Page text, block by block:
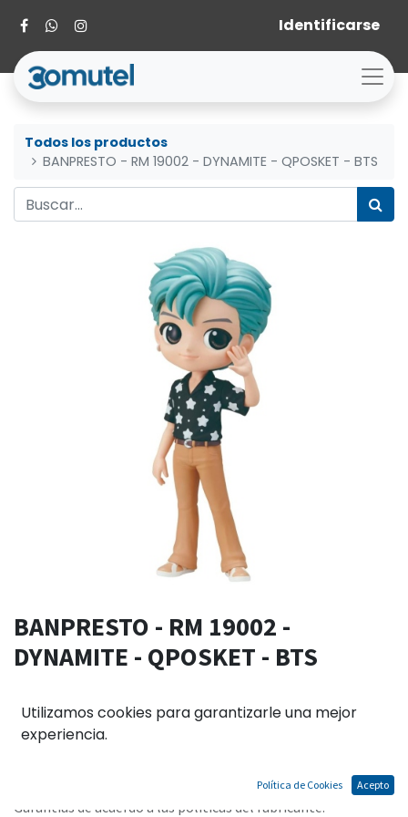
Identificarse
Todos los productos
BANPRESTO - RM 19002 - DYNAMITE - QPOSKET - BTS
BANPRESTO - RM 19002 -
DYNAMITE - QPOSKET - BTS
Garantías de acuerdo a las políticas del fabricante.
Utilizamos cookies para garantizarle una mejor
experiencia.
Política de Cookies Acepto